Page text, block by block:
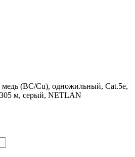
(BC/Cu), одножильный, Cat.5е,
м, серый, NETLAN